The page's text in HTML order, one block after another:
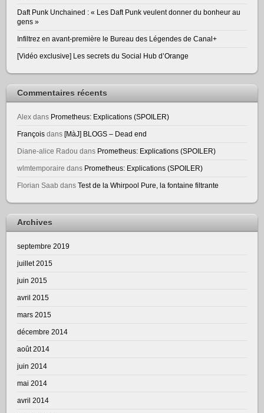
Daft Punk Unchained : « Les Daft Punk veulent donner du bonheur au
gens »
Infiltrez en avant-première le Bureau des Légendes de Canal+
[Vidéo exclusive] Les secrets du Social Hub d’Orange
Commentaires récents
Alex dans Prometheus: Explications (SPOILER)
François dans[MàJ] BLOGS – Dead end
Diane-alice Radou dans Prometheus: Explications (SPOILER)
wlmtemporaire dans Prometheus: Explications (SPOILER)
Florian Saab dansTest de la Whirpool Pure, la fontaine filtrante
Archives
septembre 2019
juillet 2015
juin 2015
avril 2015
mars 2015
décembre 2014
août 2014
juin 2014
mai 2014
avril 2014